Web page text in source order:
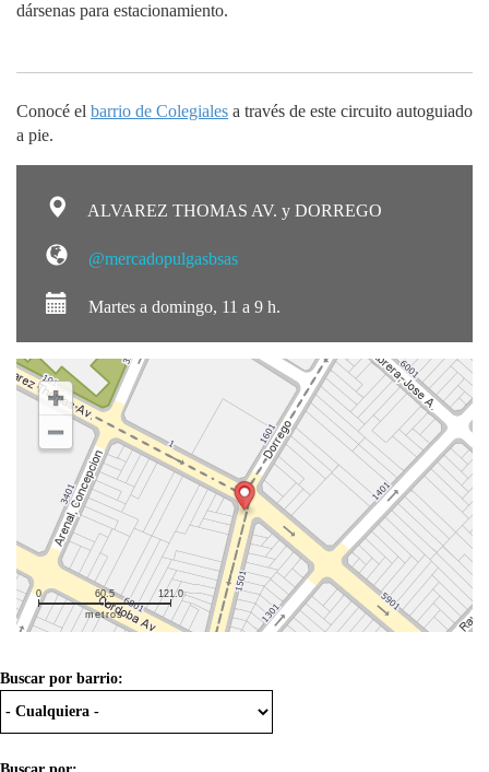
dársenas para estacionamiento.
Conocé el barrio de Colegiales a través de este circuito autoguiado
a pie.
ALVAREZ THOMAS AV. y DORREGO
@mercadopulgasbsas
Martes a domingo, 11 a 9 h.
metros
0 60.5 121.0
Buscar por barrio: